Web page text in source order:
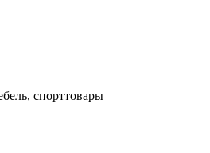
спорттовары